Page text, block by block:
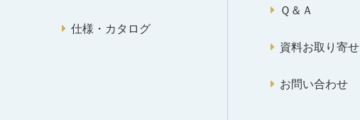
仕様・カタログ
Ｑ＆Ａ
資料お取り寄せ
お問い合わせ